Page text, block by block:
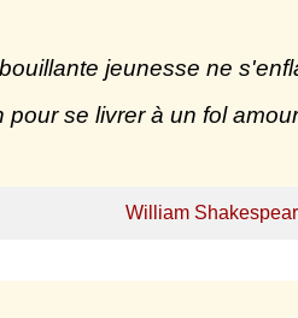
jeunesse ne
pour se livrer à un fol
William